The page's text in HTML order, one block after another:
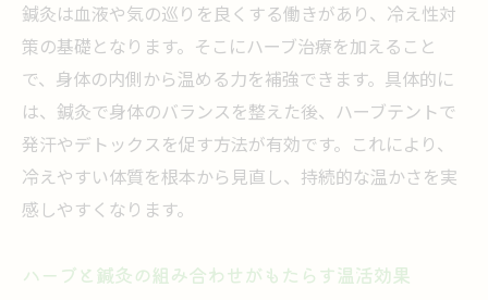
鍼灸は血液や気の巡りを良くする働きがあり、冷え性対
策の基礎となります。そこにハーブ治療を加えること
で、身体の内側から温める力を補強できます。具体的に
は、鍼灸で身体のバランスを整えた後、ハーブテントで
発汗やデトックスを促す方法が有効です。これにより、
冷えやすい体質を根本から見直し、持続的な温かさを実
感しやすくなります。
ハーブと鍼灸の組み合わせがもたらす温活効果